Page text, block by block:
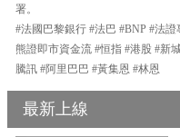
署。
#法國巴黎銀行 #法巴 #BNP #法
熊證即市資金流 #恒指 #港股 #新
騰訊 #阿里巴巴 #黃集恩 #林恩
最新上線